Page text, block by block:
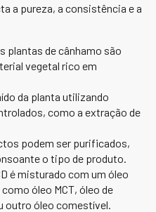
a pureza, a consistência e a
plantas de cânhamo são
vegetal rico em
da planta utilizando
como a extração de
podem ser purificados,
o tipo de produto.
é misturado com um óleo
óleo MCT, óleo de
outro óleo comestível.